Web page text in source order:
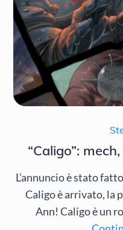
“Caligo”:
L’annuncio è stato
Caligo è arrivato, la
Ann! Caligo è un